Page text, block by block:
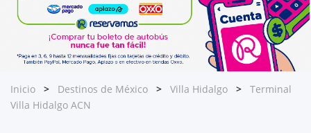
Inicio Destinos de México Villa Hidalgo
Terminal
Villa Hidalgo ACN